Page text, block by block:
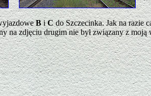
BiCdo Szczecinka. Jak na razie
na zdjęciu drugim nie był związany z